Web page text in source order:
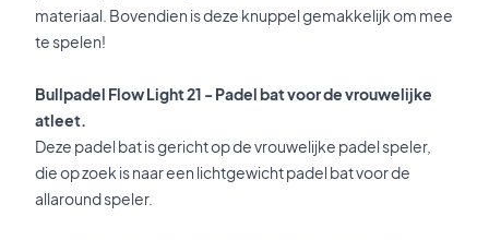
materiaal. Bovendien is deze knuppel gemakkelijk om mee
te spelen!
Bullpadel Flow Light 21 - Padel bat voor de vrouwelijke
atleet.
Deze padel bat is gericht op de vrouwelijke padel speler,
die op zoek is naar een lichtgewicht padel bat voor de
allaround speler.